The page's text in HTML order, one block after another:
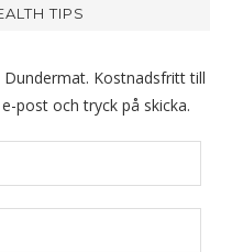
TIPS
Kostnadsfritt till
post och tryck på skicka.